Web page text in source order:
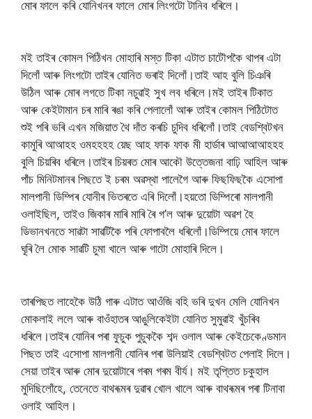
মোৰ ফালে কৰি যোনিখনৰ ফালে মোৰ লিংগটো টানিব ধৰিলে।
মই তাইৰ কোমল পিঠিখন মোহাৰি মস্ত টিকা এটাত চাটৌপকৈ থাপৰ এটা
দিলোঁ আৰু লিংগটো তাইৰ যোনিত ভৰাই দিলোঁ।তাই আহ বুলি চিঞৰি
উঠিল আৰু মোৰ লগতে টিকা নচুৱাই সুখ লব ধৰিলে।মই তাইৰ টিকাত
আৰু কেইটামান চৰ মাৰি ৰঙা কৰি পেলালোঁ আৰু তাইৰ কোমল পিঠিটোত
শুই পৰি ভৰি এখন মজিয়াত থৈ দাঁত কৰচি চুদিব ধৰিলোঁ।তাই বেডশ্বিটখন
কামুৰি আআহহ ওমহহহহ য়েছ আহ ফাক ফাক মী হাৰ্ডাৰ আআআআহহহ
বুলি চিয়ৰিব ধৰিলে।তাইৰ চিয়ৰত মোৰ আকৌ উত্তেজনা বাঢ়ি আহিল আৰু
পাঁচ মিনিটমানৰ পিছতে ই চৰম অৱস্থা পালেগৈ আৰু ফিছফিছকৈ এসোপা
মালপানী ডিম্পিৰ যোনীৰ ভিতৰতে এৰি দিলোঁ।হয়তো ডিম্পিৰো মালপানী
ওলাইছিল, তাইও জিকাৰ মাৰি মাৰি ৰৈ গ’ল আৰু দুয়োটা অৱশ হৈ
ডিভানখনতে সাৱটা সাৱটিকৈ পৰি ফোপাবলৈ ধৰিলোঁ।ডিম্পিয়ে মোৰ ফালে
ঘূৰি লৈ মোক সাৱটি চুমা খালে আৰু গাটো মোহাৰি দিলে।
তাৰপিছত লাহেকৈ উঠি গাৰু এটাত আওঁজি বহি ভৰি দুখন মেলি যোনিখন
মোকলাই ললে আৰু বাওঁহাতৰ আঙুলিকেইটা যোনিত সুমুৱাই খুঁচৰিব
ধৰিলে।তাইৰ যোনিৰ পৰা ফুচুক পুচুককৈ শব্দ ওলাল আৰু কেইচেকেণ্ডমান
পিছত তাই এসোপা মালপানী যোনিৰ পৰা উলিয়াই বেডশ্বিটত পেলাই দিলে।
সেয়া তাইৰ আৰু মোৰ দুয়োটাৰে গৰম গৰম বীৰ্য। মই তৃপ্তিত চকুহাল
মুদিছিলোঁহে, তেনেতে বাথৰূমৰ দুৱাৰ খোল খালে আৰু বাথৰূমৰ পৰা টিনাবা
ওলাই আহিল।